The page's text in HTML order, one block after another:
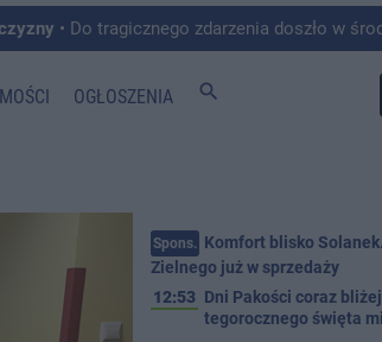
• Do tragicznego zdarzenia doszło w środę rano w okolicach Giebni koło Janikowa.
OGŁOSZENIA search
Spons. Komfort blisko
Zielnego już w sprzedaży
12:53 Dni Pakości coraz
tegorocznego święta